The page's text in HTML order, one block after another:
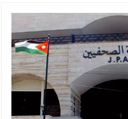
مشروع تعديل قانون الملكية العقارية
اليومية ويؤكد حرص مجلس النواب
فاعلة مع الإعلام
الثالثة) إلى مراجعة منصة خدمة